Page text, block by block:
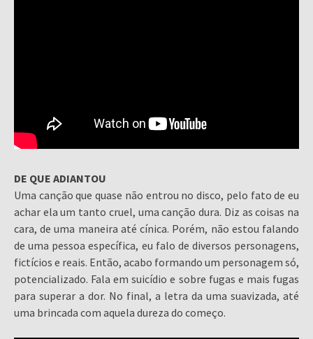
DE QUE ADIANTOU
Uma canção que quase não entrou no disco, pelo fato de eu
achar ela um tanto cruel, uma canção dura. Diz as coisas na
cara, de uma maneira até cínica. Porém, não estou falando
de uma pessoa específica, eu falo de diversos personagens,
fictícios e reais. Então, acabo formando um personagem só,
potencializado. Fala em suicídio e sobre fugas e mais fugas
para superar a dor. No final, a letra da uma suavizada, até
uma brincada com aquela dureza do começo.